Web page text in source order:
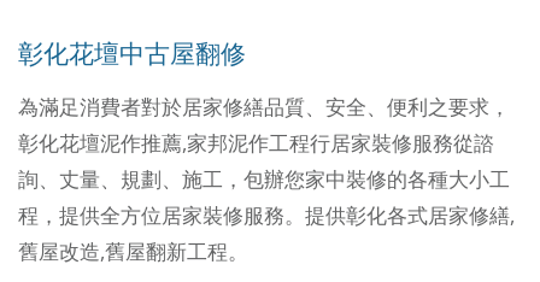
彰化花壇中古屋翻修
為滿足消費者對於居家修繕品質、安全、便利之要求，
彰化花壇泥作推薦,家邦泥作工程行居家裝修服務從諮
詢、丈量、規劃、施工，包辦您家中裝修的各種大小工
程，提供全方位居家裝修服務。提供彰化各式居家修繕,
舊屋改造,舊屋翻新工程。